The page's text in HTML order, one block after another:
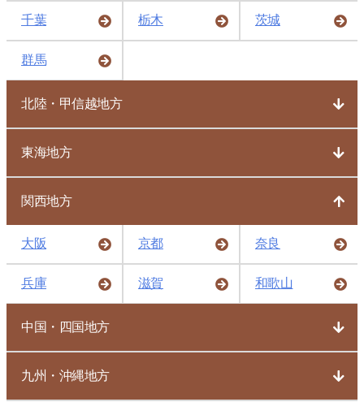
千葉 栃木 茨城
群馬
北陸・甲信越地方
東海地方
関西地方
大阪 京都 奈良
兵庫 滋賀 和歌山
中国・四国地方
九州・沖縄地方